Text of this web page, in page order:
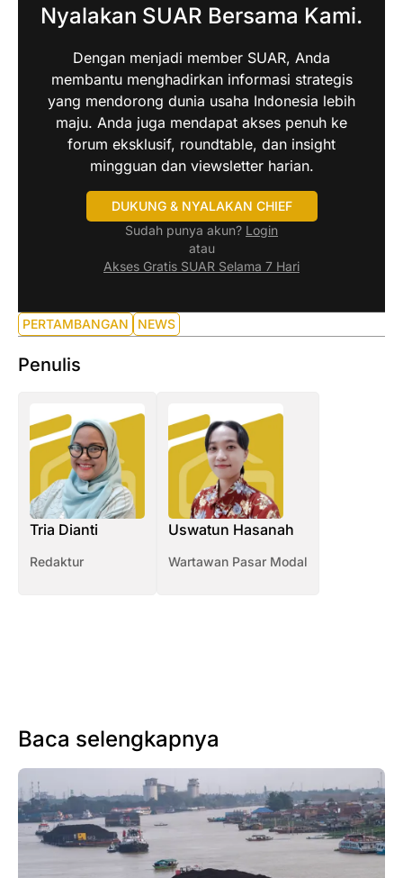
Nyalakan SUAR Bersama Kami.
Dengan menjadi member SUAR, Anda
membantu menghadirkan informasi strategis
yang mendorong dunia usaha Indonesia lebih
maju. Anda juga mendapat akses penuh ke
forum eksklusif, roundtable, dan insight
mingguan dan viewsletter harian.
DUKUNG & NYALAKAN CHIEF
Sudah punya akun? Login
atau
Akses Gratis SUAR Selama 7 Hari
PERTAMBANGAN NEWS
Penulis
Tria Dianti
Redaktur
Uswatun Hasanah
Wartawan Pasar Modal
Baca selengkapnya